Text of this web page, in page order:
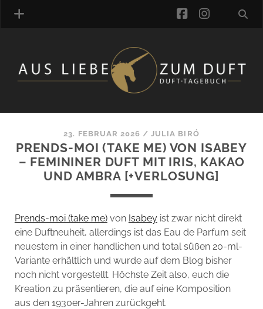
MANUFAKTUREN
DUFTNOTEN
KOMMENTARE
KATEGORIEN
ARTIKEL-ARCHIV
ONLINE-SHOP
DAS ALZD-TEAM
facebook
23. FEBRUAR 2026 /JULIA BIRÓ
PRENDS-MOI (TAKE ME) VON ISABEY
– FEMININER DUFT MIT IRIS, KAKAO
UND AMBRA [+VERLOSUNG]
Prends-moi (take me)von Isabeyist zwar nicht direkt
eine Duftneuheit, allerdings ist das Eau de Parfum seit
neuestem in einer handlichen und total süßen 20-ml-
Variante erhältlich und wurde auf dem Blog bisher
noch nicht vorgestellt. Höchste Zeit also, euch die
Kreation zu präsentieren, die auf eine Komposition
aus den 1930er-Jahren zurückgeht.